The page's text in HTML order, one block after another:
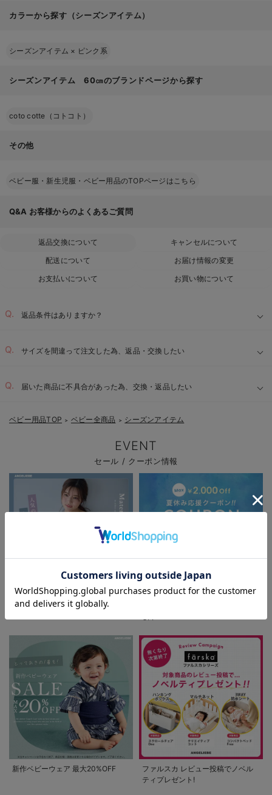
カラーから探す（シーズンアイテム）
シーズンアイテム × ピンク系
シーズンアイテム 60㎝のブランドページから探す
coto cotte（コトコト）
その他
ベビー服・新生児服・ベビー用品のTOPページはこちら
Q&A お客様からのよくあるご質問
返品交換について
キャンセルについて
配送について
お届け情報の変更
お支払いについて
お買い物について
返品条件はありますか？
サイズを間違って注文した為、返品・交換したい
届いた商品に不具合があった為、交換・返品したい
お気に入り商品を確認する
ベビー用品TOP ＞ ベビー全商品 ＞ シーズンアイテム
EVENT
セール / クーポン情報
パジャマサマーセール全品5%OFF
OFF
新作ベビーウェア 最大20%OFF
ファルスカ レビュー投稿でノベル
ティプレゼント!